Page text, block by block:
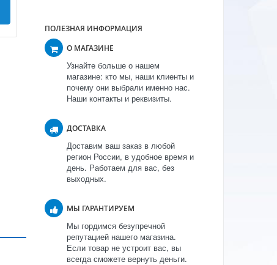
ПОЛЕЗНАЯ ИНФОРМАЦИЯ
О МАГАЗИНЕ
Узнайте больше о нашем
магазине: кто мы, наши клиенты и
почему они выбрали именно нас.
Наши контакты и реквизиты.
ДОСТАВКА
Доставим ваш заказ в любой
регион России, в удобное время и
день. Работаем для вас, без
выходных.
МЫ ГАРАНТИРУЕМ
Мы гордимся безупречной
репутацией нашего магазина.
Если товар не устроит вас, вы
всегда сможете вернуть деньги.